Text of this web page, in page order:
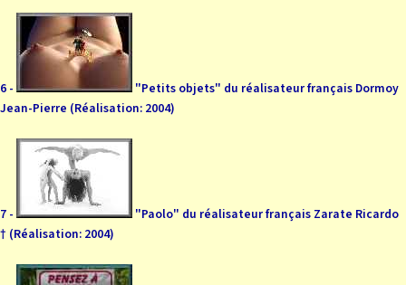
6 -
"Petits objets" du réalisateur français Dormoy
Jean-Pierre (Réalisation: 2004)
7 -
"Paolo" du réalisateur français Zarate Ricardo
† (Réalisation: 2004)